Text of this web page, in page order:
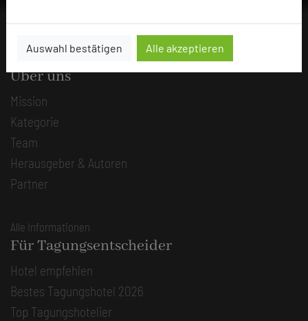
Auswahl bestätigen Alle akzeptieren
Über uns
Mission
Kategorie
Team
Herausgeber & Autoren
Partner
Alle Informationen
Für Tagungsentscheider
Hotel empfehlen
Bestes Tagungshotel 2026
Top Tagungshotelier